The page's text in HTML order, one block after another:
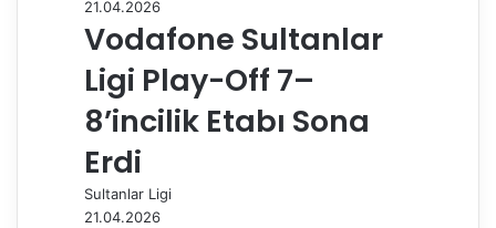
a
21.04.2026
Vodafone Sultanlar
Ligi Play-Off 7–
8’incilik Etabı Sona
Erdi
Sultanlar Ligi
21.04.2026